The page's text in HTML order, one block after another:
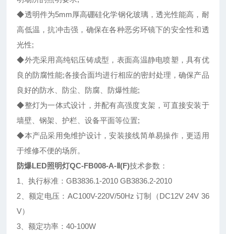
◆透明件为5mm厚高硼硅化学钢化玻璃，透光性能高，耐
高低温，抗冲击强，确保在各种恶劣环镜下的安全性和透
光性;
◆外壳采用高纯铝压铸成型，表面高温静电喷塑，具有优
良的防腐性能;各接合面均进行相应的密封处理，确保产品
良好的防水、防尘、防腐、防爆性能;
◆整灯为一体式设计，并配有高强度支架，可直接安装于
墙壁、钢架、护栏、设备平面等位置;
◆本产品采用免维护设计，安装接线简单易操作，更适用
于维修不便的场所。
防爆LED照明灯QC-FB008-A-Ⅱ(F)技术参数：
1、执行标准：GB3836.1-2010 GB3836.2-2010
2、额定电压：AC100V-220V/50Hz 订制（DC12V 24V 36
V）
3、额定功率：40-100W